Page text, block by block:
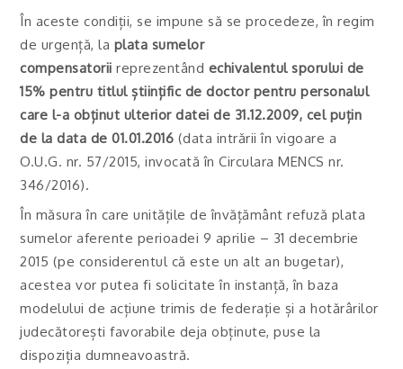
În aceste condiții, se impune să se procedeze, în regim
de urgență, la plata sumelor
compensatorii reprezentând echivalentul sporului de
15% pentru titlul științific de doctor pentru personalul
care l-a obținut ulterior datei de 31.12.2009, cel puțin
de la data de 01.01.2016 (data intrării în vigoare a
O.U.G. nr. 57/2015, invocată în Circulara MENCS nr.
346/2016).
În măsura în care unitățile de învățământ refuză plata
sumelor aferente perioadei 9 aprilie – 31 decembrie
2015 (pe considerentul că este un alt an bugetar),
acestea vor putea fi solicitate în instanță, în baza
modelului de acțiune trimis de federație și a hotărârilor
judecătorești favorabile deja obținute, puse la
dispoziția dumneavoastră.